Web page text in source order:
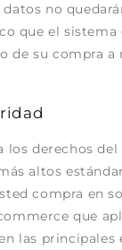
no
que el sistema
de su compra a
los derechos
altos
compra en
que
las principales